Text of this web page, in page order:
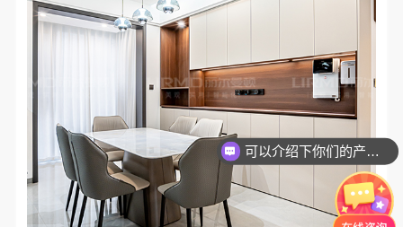
你们是怎么收费的呢？